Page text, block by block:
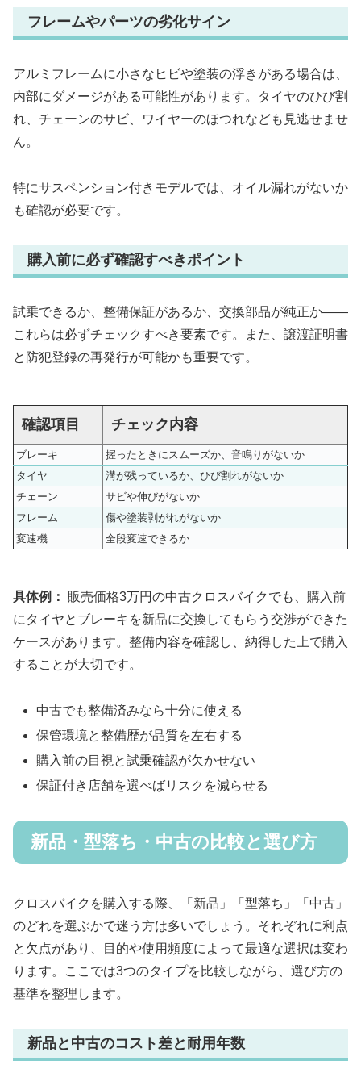
フレームやパーツの劣化サイン
アルミフレームに小さなヒビや塗装の浮きがある場合は、
内部にダメージがある可能性があります。タイヤのひび割
れ、チェーンのサビ、ワイヤーのほつれなども見逃せませ
ん。
特にサスペンション付きモデルでは、オイル漏れがないか
も確認が必要です。
購入前に必ず確認すべきポイント
試乗できるか、整備保証があるか、交換部品が純正か――
これらは必ずチェックすべき要素です。また、譲渡証明書
と防犯登録の再発行が可能かも重要です。
確認項目 チェック内容
ブレーキ
握ったときにスムーズか、音鳴りがないか
タイヤ
溝が残っているか、ひび割れがないか
チェーン
サビや伸びがないか
フレーム
傷や塗装剥がれがないか
変速機
全段変速できるか
具体例：
販売価格3万円の中古クロスバイクでも、購入前
にタイヤとブレーキを新品に交換してもらう交渉ができた
ケースがあります。整備内容を確認し、納得した上で購入
することが大切です。
中古でも整備済みなら十分に使える
保管環境と整備歴が品質を左右する
購入前の目視と試乗確認が欠かせない
保証付き店舗を選べばリスクを減らせる
新品・型落ち・中古の比較と選び方
クロスバイクを購入する際、「新品」「型落ち」「中古」
のどれを選ぶかで迷う方は多いでしょう。それぞれに利点
と欠点があり、目的や使用頻度によって最適な選択は変わ
ります。ここでは3つのタイプを比較しながら、選び方の
基準を整理します。
新品と中古のコスト差と耐用年数